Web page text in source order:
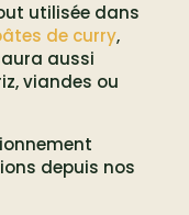
utilisée dans
de curry,
aussi
viandes ou
depuis nos